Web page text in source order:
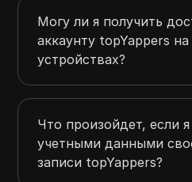
Могу ли я получить
аккаунту topYappers
устройствах?
Что произойдет, если
учетными данными
записи topYappers?